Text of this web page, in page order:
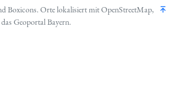
Boxicons. Orte lokalisiert mitOpenStreetMap,
Geoportal Bayern.